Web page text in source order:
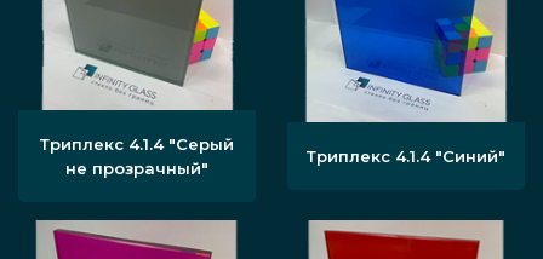
Триплекс 4.1.4 "Серый
не прозрачный"
Триплекс 4.1.4 "Синий"